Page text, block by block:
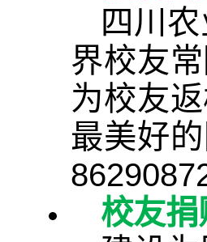
四川
界校友
为校友
最美好
校友捐